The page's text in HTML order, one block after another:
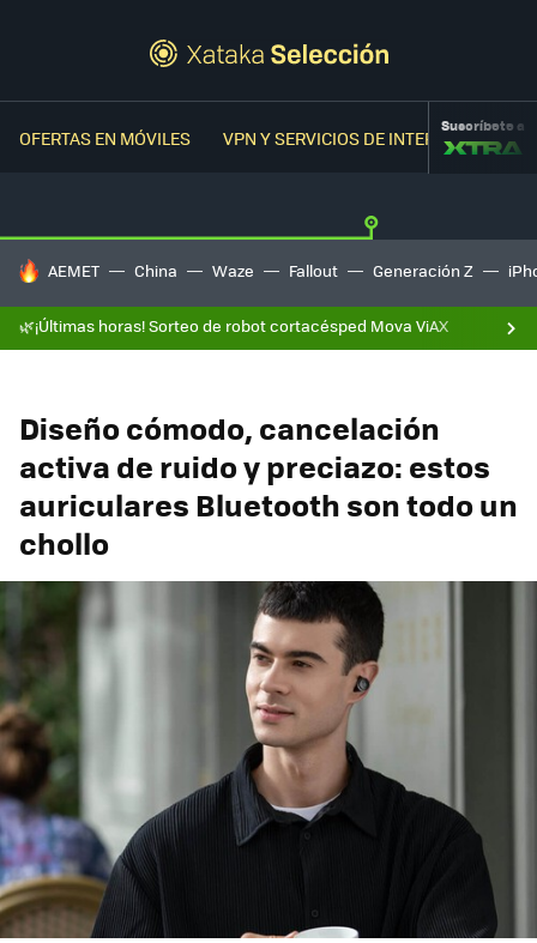
OFERTAS EN MÓVILES VPN Y SERVICIOS DE INTERNETSuscríbete a
HOY SE HABLA DE
AEMET China Waze Fallout Generación Z
🌿¡Últimas horas! Sorteo de robot cortacésped Mova ViAX
Diseño cómodo, cancelación
activa de ruido y preciazo: estos
auriculares Bluetooth son todo un
chollo